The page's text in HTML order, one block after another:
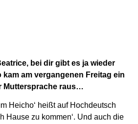
bei dir gibt es ja wieder
kam am vergangenen Freitag ein
Muttersprache raus…
Heicho‘ heißt auf Hochdeutsch
Hause zu kommen‘. Und auch die